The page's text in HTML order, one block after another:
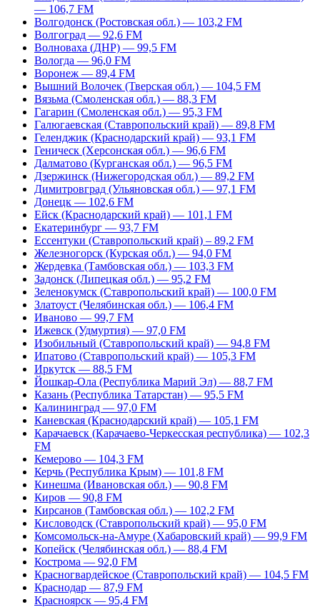
— 106,7 FM
Волгодонск (Ростовская обл.) — 103,2 FM
Волгоград — 92,6 FM
Волноваха (ДНР) — 99,5 FM
Вологда — 96,0 FM
Воронеж — 89,4 FM
Вышний Волочек (Тверская обл.) — 104,5 FM
Вязьма (Смоленская обл.) — 88,3 FM
Гагарин (Смоленская обл.) — 95,3 FM
Галюгаевская (Ставропольский край) — 89,8 FM
Геленджик (Краснодарский край) — 93,1 FM
Геническ (Херсонская обл.) — 96,6 FM
Далматово (Курганская обл.) — 96,5 FM
Дзержинск (Нижегородская обл.) — 89,2 FM
Димитровград (Ульяновская обл.) — 97,1 FM
Донецк — 102,6 FM
Ейск (Краснодарский край) — 101,1 FM
Екатеринбург — 93,7 FM
Ессентуки (Ставропольский край) – 89,2 FM
Железногорск (Курская обл.) — 94,0 FM
Жердевка (Тамбовская обл.) — 103,3 FM
Задонск (Липецкая обл.) — 95,2 FM
Зеленокумск (Ставропольский край) — 100,0 FM
Златоуст (Челябинская обл.) — 106,4 FM
Иваново — 99,7 FM
Ижевск (Удмуртия) — 97,0 FM
Изобильный (Ставропольский край) — 94,8 FM
Ипатово (Ставропольский край) — 105,3 FM
Иркутск — 88,5 FM
Йошкар-Ола (Республика Марий Эл) — 88,7 FM
Казань (Республика Татарстан) — 95,5 FM
Калининград — 97,0 FM
Каневская (Краснодарский край) — 105,1 FM
Карачаевск (Карачаево-Черкесская республика) — 102,3
FM
Кемерово — 104,3 FM
Керчь (Республика Крым) — 101,8 FM
Кинешма (Ивановская обл.) — 90,8 FM
Киров — 90,8 FM
Кирсанов (Тамбовская обл.) — 102,2 FM
Кисловодск (Ставропольский край) — 95,0 FM
Комсомольск-на-Амуре (Хабаровский край) — 99,9 FM
Копейск (Челябинская обл.) — 88,4 FM
Кострома — 92,0 FM
Красногвардейское (Ставропольский край) — 104,5 FM
Краснодар — 87,9 FM
Красноярск — 95,4 FM